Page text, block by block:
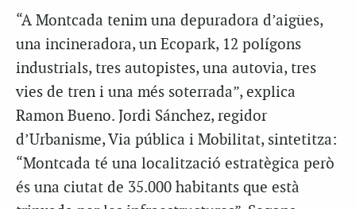
“A Montcada tenim una depuradora d’aigües,
una incineradora, un Ecopark, 12 polígons
industrials, tres autopistes, una autovia, tres
vies de tren i una més soterrada”, explica
Ramon Bueno. Jordi Sánchez, regidor
d’Urbanisme, Via pública i Mobilitat, sintetitza:
“Montcada té una localització estratègica però
és una ciutat de 35.000 habitants que està